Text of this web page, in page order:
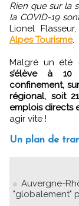
Rien que sur la
la COVID-19
Lionel
Alpes Tourisme.
Malgré un été
s’élève à 10
confinement,
régional, soit
emplois directs
agir vite !
Un plan de
Auvergne-
"globalement"